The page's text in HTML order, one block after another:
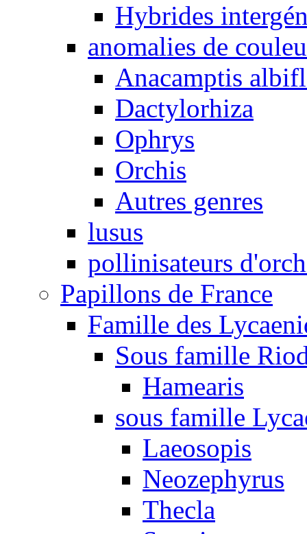
Hybrides
anomalies de
Anacamptis
Dactylorhiza
Ophrys
Orchis
Autres genres
lusus
pollinisateurs
Papillons de France
Famille des
Sous famille
Hamearis
sous famille
Laeosopis
Neozephyrus
Thecla